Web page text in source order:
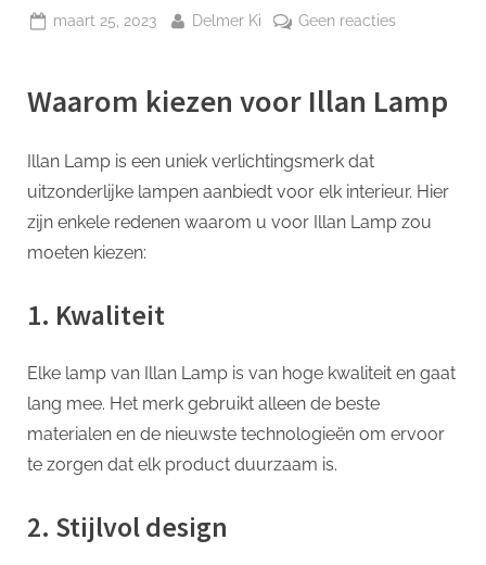
Geplaatst
maart 25, 2023 Door
Delmer Ki Geen reactiesop
Verlichting
Waarom kiezen voor Illan Lamp
Illan Lamp is een uniek verlichtingsmerk dat
uitzonderlijke lampen aanbiedt voor elk interieur. Hier
zijn enkele redenen waarom u voor Illan Lamp zou
moeten kiezen:
1. Kwaliteit
Elke lamp van Illan Lamp is van hoge kwaliteit en gaat
lang mee. Het merk gebruikt alleen de beste
materialen en de nieuwste technologieën om ervoor
te zorgen dat elk product duurzaam is.
2. Stijlvol design